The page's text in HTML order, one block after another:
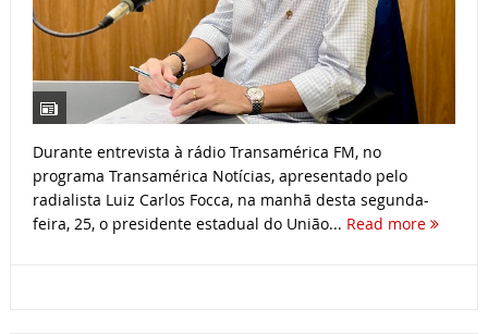
Durante entrevista à rádio Transamérica FM, no
programa Transamérica Notícias, apresentado pelo
radialista Luiz Carlos Focca, na manhã desta segunda-
feira, 25, o presidente estadual do União... Read more